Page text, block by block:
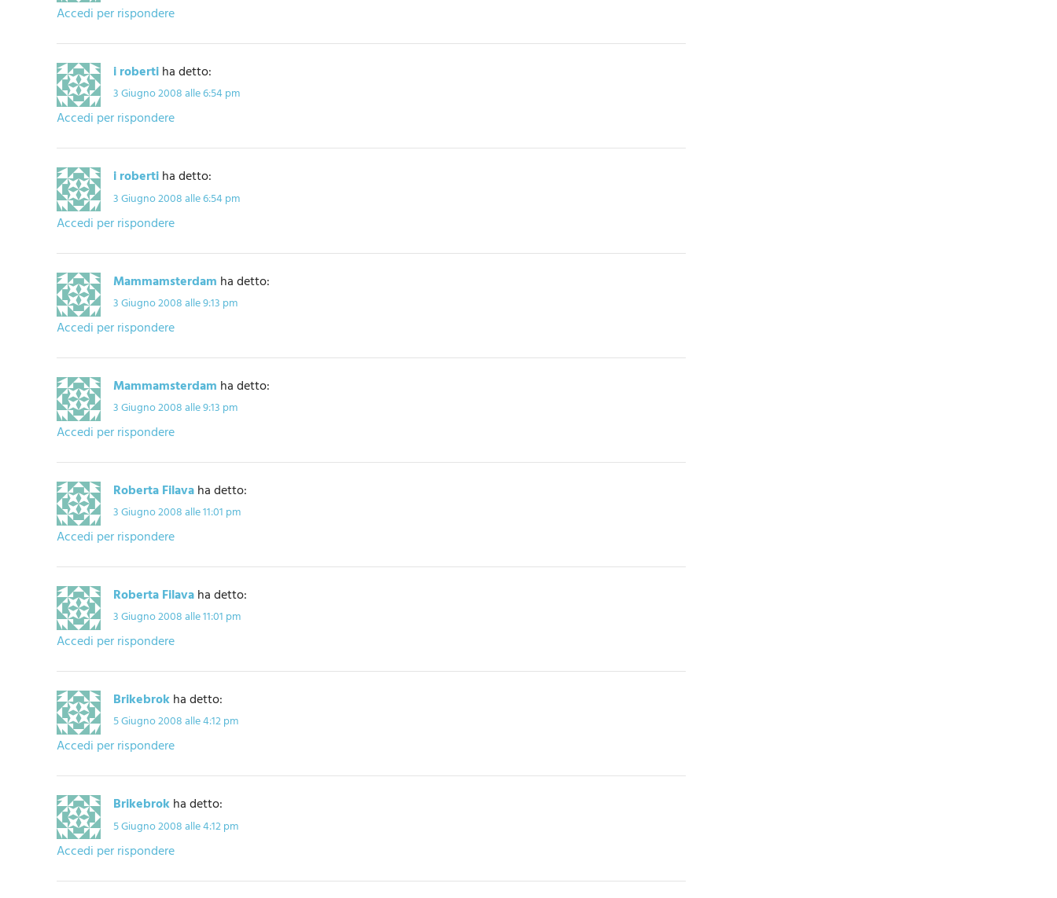
Accedi per rispondere
i robertiha detto:
3 Giugno 2008 alle 6:54 pm
Accedi per rispondere
i robertiha detto:
3 Giugno 2008 alle 6:54 pm
Accedi per rispondere
Mammamsterdam ha detto:
3 Giugno 2008 alle 9:13 pm
Accedi per rispondere
Mammamsterdam ha detto:
3 Giugno 2008 alle 9:13 pm
Accedi per rispondere
Roberta Filavaha detto:
3 Giugno 2008 alle 11:01 pm
Accedi per rispondere
Roberta Filavaha detto:
3 Giugno 2008 alle 11:01 pm
Accedi per rispondere
Brikebrokha detto:
5 Giugno 2008 alle 4:12 pm
Accedi per rispondere
Brikebrokha detto:
5 Giugno 2008 alle 4:12 pm
Accedi per rispondere